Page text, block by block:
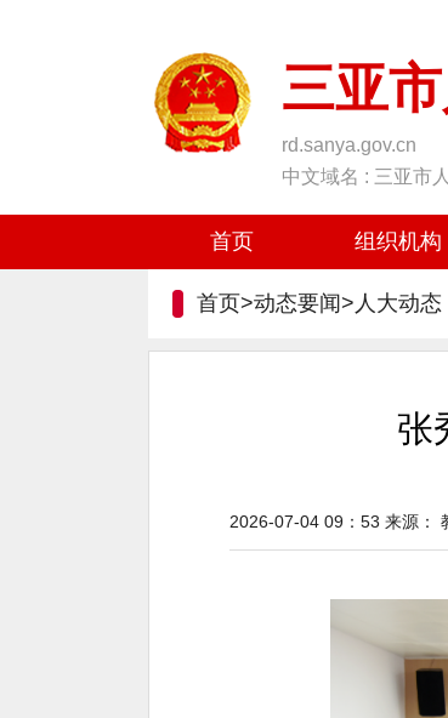
三亚
rd.sanya.gov.cn
中文域名 : 三亚市
首页 组织机构
首页>动态要闻> 人大动态
张
2026-07-04 09：53 来源：